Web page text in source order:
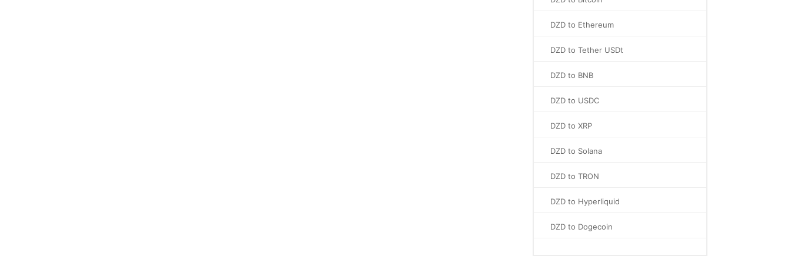
DZD to Ethereum
DZD to Tether USDt
DZD to BNB
DZD to USDC
DZD to XRP
DZD to Solana
DZD to TRON
DZD to Hyperliquid
DZD to Dogecoin